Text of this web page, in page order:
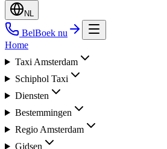
NL
BelBoek nu
Home
Taxi Amsterdam
Schiphol Taxi
Diensten
Bestemmingen
Regio Amsterdam
Gidsen